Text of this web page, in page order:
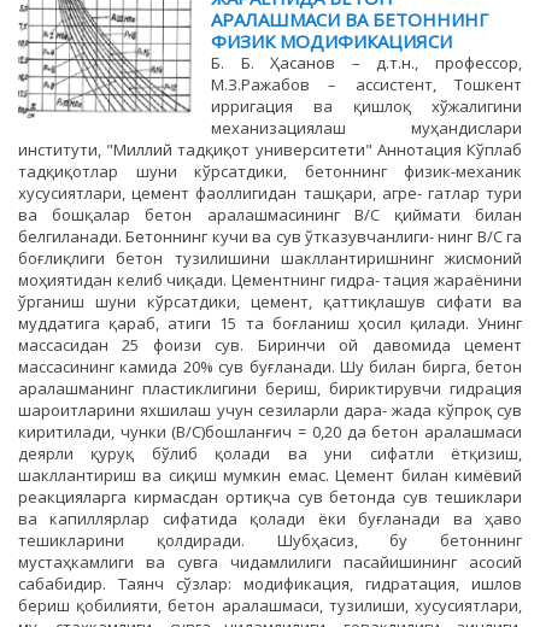
АРАЛАШМАСИ ВА БЕТОННИНГ
ФИЗИК МОДИФИКАЦИЯСИ
Б. Б. Ҳасанов – д.т.н., профессор,
М.З.Ражабов – ассистент, Тошкент
ирригация ва қишлоқ хўжалигини
механизациялаш муҳандислари
институти, "Миллий тадқиқот университети" Аннотация Кўплаб
тадқиқотлар шуни кўрсатдики, бетоннинг физик-механик
хусусиятлари, цемент фаоллигидан ташқари, агре- гатлар тури
ва бошқалар бетон аралашмасининг В/С қиймати билан
белгиланади. Бетоннинг кучи ва сув ўтказувчанлиги- нинг В/C га
боғлиқлиги бетон тузилишини шакллантиришнинг жисмоний
моҳиятидан келиб чиқади. Цементнинг гидра- тация жараёнини
ўрганиш шуни кўрсатдики, цемент, қаттиқлашув сифати ва
муддатига қараб, атиги 15 та боғланиш ҳосил қилади. Унинг
массасидан 25 фоизи сув. Биринчи ой давомида цемент
массасининг камида 20% сув буғланади. Шу билан бирга, бетон
аралашманинг пластиклигини бериш, бириктирувчи гидрация
шароитларини яхшилаш учун сезиларли дара- жада кўпроқ сув
киритилади, чунки (В/C)бошланғич = 0,20 да бетон аралашмаси
деярли қуруқ бўлиб қолади ва уни сифатли ётқизиш,
шакллантириш ва сиқиш мумкин емас. Цемент билан кимёвий
реакцияларга кирмасдан ортиқча сув бетонда сув тешиклари
ва капиллярлар сифатида қолади ёки буғланади ва ҳаво
тешикларини қолдиради. Шубҳасиз, бу бетоннинг
мустаҳкамлиги ва сувга чидамлилиги пасайишининг асосий
сабабидир. Таянч сўзлар: модификация, гидратация, ишлов
бериш қобилияти, бетон аралашмаси, тузилиши, хусусиятлари,